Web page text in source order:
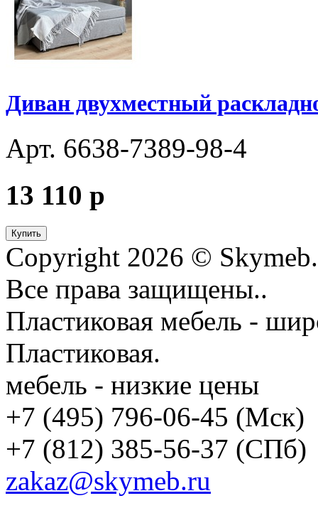
Диван двухместный
Арт. 6638-7389-98-4
13 110 p
Купить
Copyright 2026 ©
Все права защищены..
Пластиковая мебель -
Пластиковая.
мебель - низкие цены
+7 (495) 796-06-45 (Мск)
+7 (812) 385-56-37 (СПб)
zakaz@skymeb.ru